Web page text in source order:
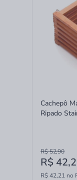
Cachepô
Ripado
R$ 52,90
R$
R$ 42,21 no